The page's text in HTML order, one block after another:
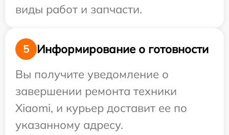
виды работ и запчасти.
5
Информирование о готовности
Вы получите уведомление о
завершении ремонта техники
Xiaomi, и курьер доставит ее по
указанному адресу.